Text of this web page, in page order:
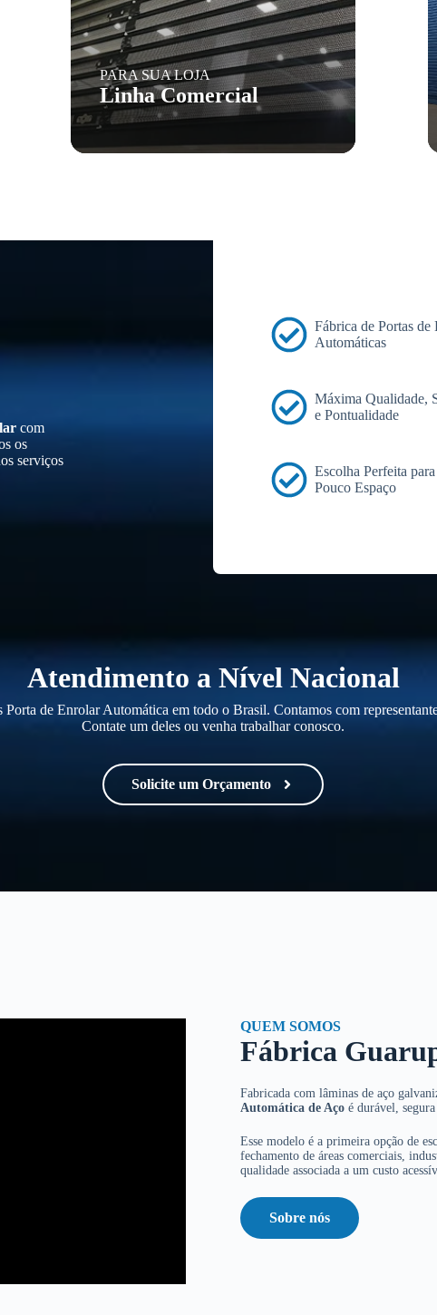
PARA SUA LOJA
Linha Comercial
com
os
serviços
Fábrica de Portas de
Automáticas
Máxima Qualidade,
e Pontualidade
Escolha Perfeita
Pouco Espaço
Atendimento a Nível Nacional
Porta de Enrolar Automática em todo o Brasil. Contamos com
Contate um deles ou venha trabalhar conosco.
Solicite um Orçamento
QUEM SOMOS
Fábrica
Fabricada com lâminas de aço
Automática de Aço é durável,
Esse modelo é a primeira opção de
fechamento de áreas comerciais,
qualidade associada a um custo
Sobre nós